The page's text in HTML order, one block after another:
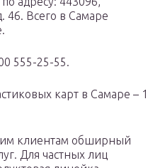
46. Всего в Самаре
555-25-55.
карт в Самаре – 1
клиентам обширный
Для частных лиц